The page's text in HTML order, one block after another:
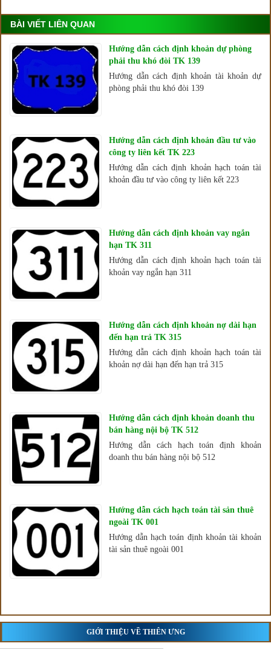
BÀI VIẾT LIÊN QUAN
Hướng dẫn cách định khoản dự phòng
phải thu khó đòi TK 139
Hướng dẫn cách định khoản tài khoản dự
phòng phải thu khó đòi 139
Hướng dẫn cách định khoản đầu tư vào
công ty liên kết TK 223
Hướng dẫn cách định khoản hạch toán tài
khoản đầu tư vào công ty liên kết 223
Hướng dẫn cách định khoản vay ngắn
hạn TK 311
Hướng dẫn cách định khoản hạch toán tài
khoản vay ngắn hạn 311
Hướng dẫn cách định khoản nợ dài hạn
đến hạn trả TK 315
Hướng dẫn cách định khoản hạch toán tài
khoản nợ dài hạn đến hạn trả 315
Hướng dẫn cách định khoản doanh thu
bán hàng nội bộ TK 512
Hướng dẫn cách hạch toán định khoản
doanh thu bán hàng nội bộ 512
Hướng dẫn cách hạch toán tài sản thuê
ngoài TK 001
Hướng dẫn hạch toán định khoản tài khoản
tài sản thuê ngoài 001
GIỚI THIỆU VỀ THIÊN ƯNG